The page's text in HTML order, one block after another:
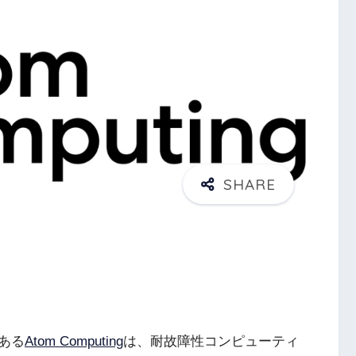
るAtom Computingは、耐故障性コンピューティ